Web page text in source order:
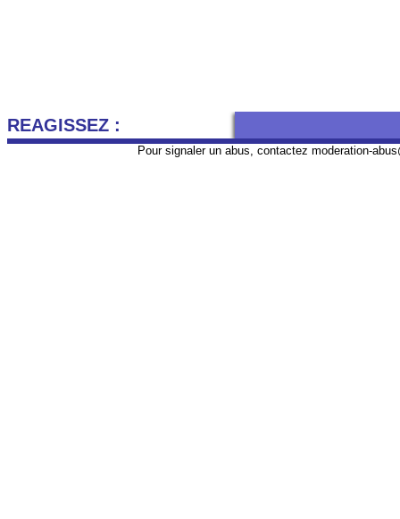
REAGISSEZ :
Pour signaler un abus, contactez moderation-